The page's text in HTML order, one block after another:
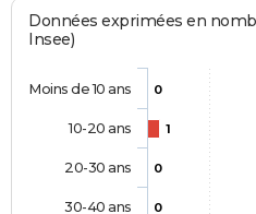
Données exprimées en
Insee)
0
1
0
0
Moins de 10 ans
10-20 ans
20-30 ans
30-40 ans